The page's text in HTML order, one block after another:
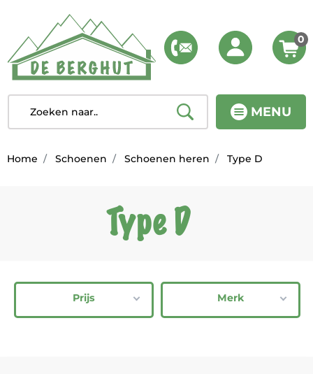
MENU
0
Home Schoenen Schoenen heren Type D
Type D
Prijs Merk